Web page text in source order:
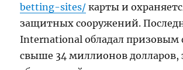
betting-sites/ карты и
защитных сооружений.
International обладал
свыше 34 миллионов долларов,